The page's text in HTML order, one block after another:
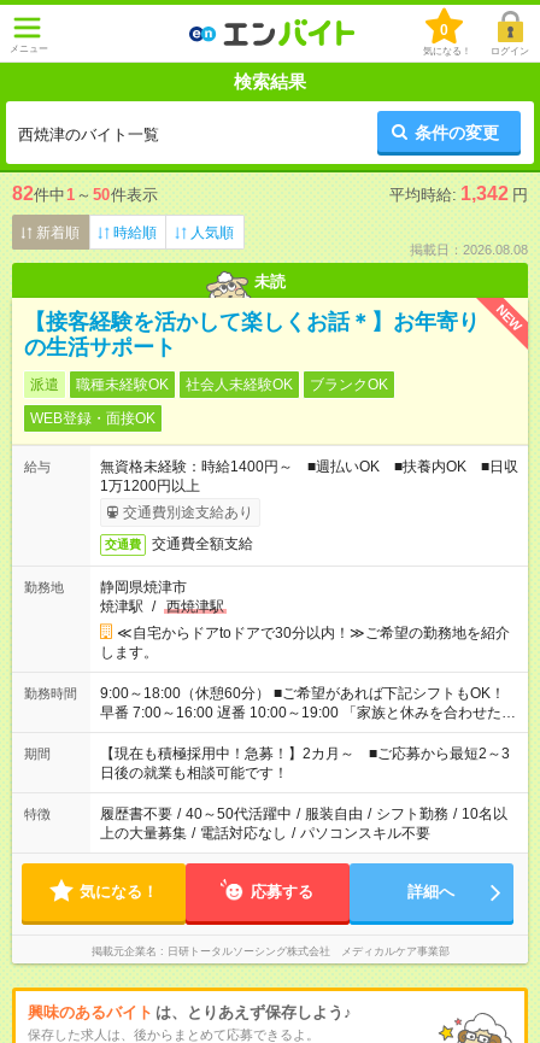
メニュー
0
気になる！ ログイン
検索結果
西焼津のバイト一覧 条件の変更
82件中1 ～ 50件表示 平均時給: 1,342 円
新着順 時給順 人気順
掲載日：2026.08.08
未読
NEW
【接客経験を活かして楽しくお話＊】お年寄り
の生活サポート
派遣 職種未経験OK 社会人未経験OK
ブランクOK
WEB登録・面接OK
給与
無資格未経験：時給1400円～ ■週払いOK ■扶養内OK ■日収
1万1200円以上
交通費別途支給あり
交通費 交通費全額支給
勤務地
静岡県焼津市
焼津駅 / 西焼津駅
≪自宅からドアtoドアで30分以内！≫ご希望の勤務地を紹介
します。
勤務時間
9:00～18:00（休憩60分） ■ご希望があれば下記シフトもOK！
早番 7:00～16:00 遅番 10:00～19:00 「家族と休みを合わせた
い」 「余裕を持って夕飯の準備がしたい」 「できれば残業はし
たくない」 など、ご希望を教えてくださいね。 ※Wワーク希望
の方へ 今ご覧のお仕事で希望する勤務時間と、もう1つのお仕事
の勤務時間。 合計で週40時間を超える場合は応募できません。
期間
【現在も積極採用中！急募！】2カ月～ ■ご応募から最短2～3
日後の就業も相談可能です！
特徴 履歴書不要 / 40～50代活躍中 / 服装自由 / シフト勤務 / 10名以
上の大量募集 / 電話対応なし / パソコンスキル不要
気になる！ 応募する 詳細へ
掲載元企業名 日研トータルソーシング株式会社 メディカルケア事業部
興味のあるバイト は、とりあえず保存しよう♪
保存した求人は、後からまとめて応募できるよ。